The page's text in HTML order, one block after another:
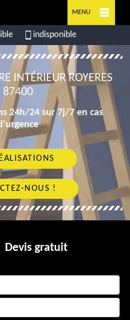
MENU
indisponible
INTÉRIEUR ROYERES
87400
24h/24 sur 7j/7 en cas
NOUS !
Devis gratuit